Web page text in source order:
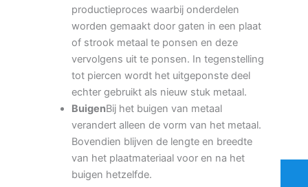
productieproces waarbij onderdelen
worden gemaakt door gaten in een plaat
of strook metaal te ponsen en deze
vervolgens uit te ponsen. In tegenstelling
tot piercen wordt het uitgeponste deel
echter gebruikt als nieuw stuk metaal.
BuigenBij het buigen van metaal
verandert alleen de vorm van het metaal.
Bovendien blijven de lengte en breedte
van het plaatmateriaal voor en na het
buigen hetzelfde.